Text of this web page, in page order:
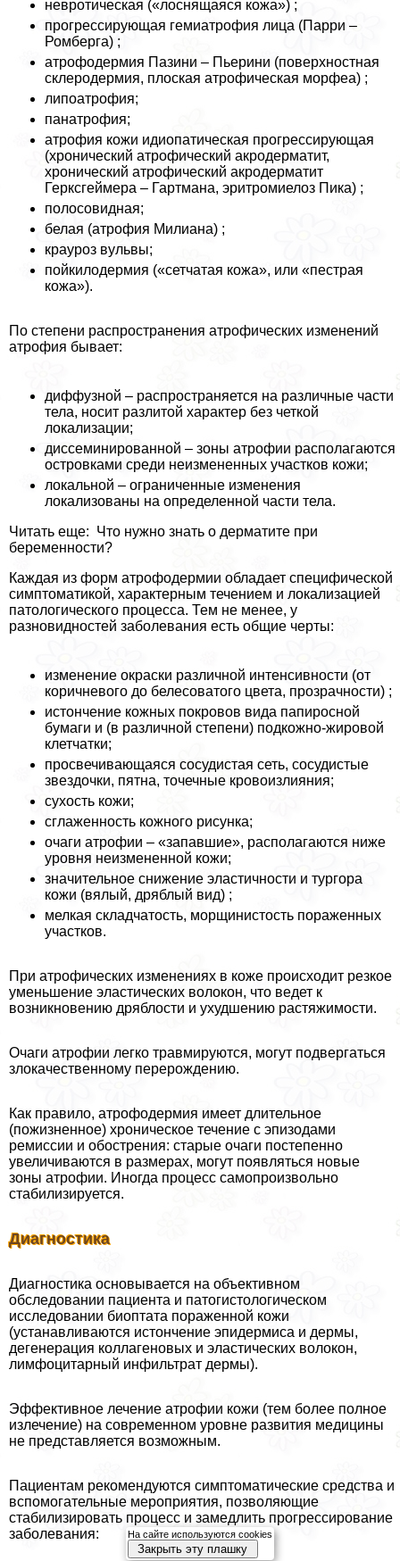
невротическая («лоснящаяся кожа») ;
прогрессирующая гемиатрофия лица (Парри –
Ромберга) ;
атрофодермия Пазини – Пьерини (поверхностная
склеродермия, плоская атрофическая морфеа) ;
липоатрофия;
панатрофия;
атрофия кожи идиопатическая прогрессирующая
(хронический атрофический акродерматит,
хронический атрофический акродерматит
Герксгeймера – Гартмана, эритромиелоз Пика) ;
полосовидная;
белая (атрофия Милиана) ;
крауроз вульвы;
пойкилодермия («сетчатая кожа», или «пестрая
кожа»).
По степени распространения атрофических изменений
атрофия бывает:
диффузной – распространяется на различные части
тела, носит разлитой хаpaктер без четкой
локализации;
диссеминированной – зоны атрофии располагаются
островками среди неизмененных участков кожи;
локальной – ограниченные изменения
локализованы на определенной части тела.
Читать еще: Что нужно знать о дерматите при
беременности?
Каждая из форм атрофодермии обладает специфической
симптоматикой, хаpaктерным течением и локализацией
патологического процесса. Тем не менее, у
разновидностей заболевания есть общие черты:
изменение окраски различной интенсивности (от
коричневого до белесоватого цвета, прозрачности) ;
истончение кожных покровов вида папиросной
бумаги и (в различной степени) подкожно-жировой
клетчатки;
просвечивающаяся сосудистая сеть, сосудистые
звездочки, пятна, точечные кровоизлияния;
сухость кожи;
сглаженность кожного рисунка;
очаги атрофии – «запавшие», располагаются ниже
уровня неизмененной кожи;
значительное снижение эластичности и тургора
кожи (вялый, дряблый вид) ;
мелкая складчатость, морщинистость пораженных
участков.
При атрофических изменениях в коже происходит резкое
уменьшение эластических волокон, что ведет к
возникновению дряблости и ухудшению растяжимости.
Очаги атрофии легко травмируются, могут подвергаться
злокачественному перерождению.
Как правило, атрофодермия имеет длительное
(пожизненное) хроническое течение с эпизодами
ремиссии и обострения: старые очаги постепенно
увеличиваются в размерах, могут появляться новые
зоны атрофии. Иногда процесс самопроизвольно
стабилизируется.
Диагностика
Диагностика основывается на объективном
обследовании пациента и патогистологическом
исследовании биоптата пораженной кожи
(устанавливаются истончение эпидермиса и дермы,
дегенерация коллагеновых и эластических волокон,
лимфоцитарный инфильтрат дермы).
Эффективное лечение атрофии кожи (тем более полное
излечение) на современном уровне развития медицины
не представляется возможным.
Пациентам рекомендуются симптоматические средства и
вспомогательные мероприятия, позволяющие
стабилизировать процесс и замедлить прогрессирование
заболевания:
На сайте используются cookies
Закрыть эту плашку